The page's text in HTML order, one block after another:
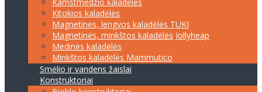
Kitokios kaladėlės
Magnetinės, lengvos kaladėlės TUKI
Magnetinės, minkštos kaladėlės Jollyheap
Medinės kaladėlės
Minkštos kaladėlės Mammutico
Smėlio ir vandens žaislai
Konstruktoriai